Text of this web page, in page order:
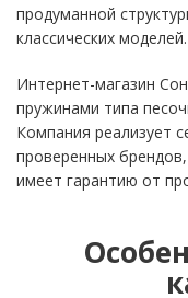
продуманной
классических моделей.
Интернет-магазин
пружинами типа
Компания реализует
проверенных
имеет гарантию от